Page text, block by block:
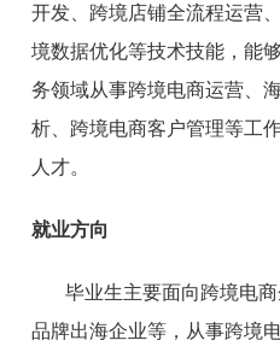
开发、跨境店铺全流程运营
境数据优化等技术技能，能
务领域从事跨境电商运营、
析、跨境电商客户管理等工
人才。
就业方向
毕业生主要面向跨境电商
品牌出海企业等，从事跨境